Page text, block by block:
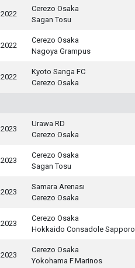
Cerezo Osaka
Sagan Tosu
Cerezo Osaka
Nagoya Grampus
Kyoto Sanga FC
Cerezo Osaka
Urawa RD
Cerezo Osaka
Cerezo Osaka
Sagan Tosu
Samara Arenası
Cerezo Osaka
Cerezo Osaka
Hokkaido Consadole Sapporo
Cerezo Osaka
Yokohama F.Marinos